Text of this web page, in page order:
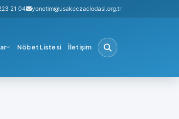
21 04 yonetim@usakeczaciodasi.org.tr
Nöbet Listesi İletişim